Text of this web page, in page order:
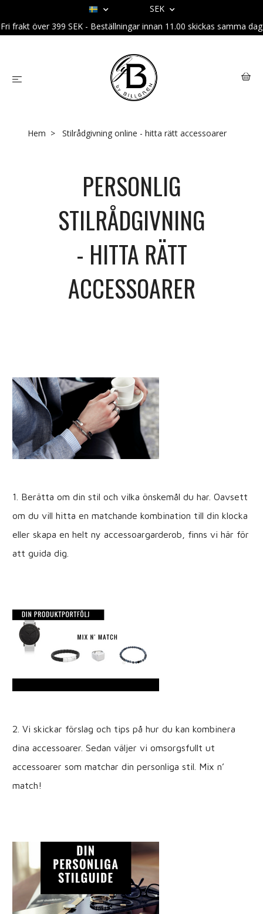
SEK
Fri frakt över 399 SEK - Beställningar innan 11.00 skickas samma dag
Hem Stilrådgivning online - hitta rätt accessoarer
PERSONLIG
STILRÅDGIVNING
- HITTA RÄTT
ACCESSOARER
1. Berätta om din stil och vilka önskemål du har. Oavsett
om du vill hitta en matchande kombination till din klocka
eller skapa en helt ny accessoargarderob, finns vi här för
att guida dig.
2. Vi skickar förslag och tips på hur du kan kombinera
dina accessoarer. Sedan väljer vi omsorgsfullt ut
accessoarer som matchar din personliga stil. Mix n’
match!